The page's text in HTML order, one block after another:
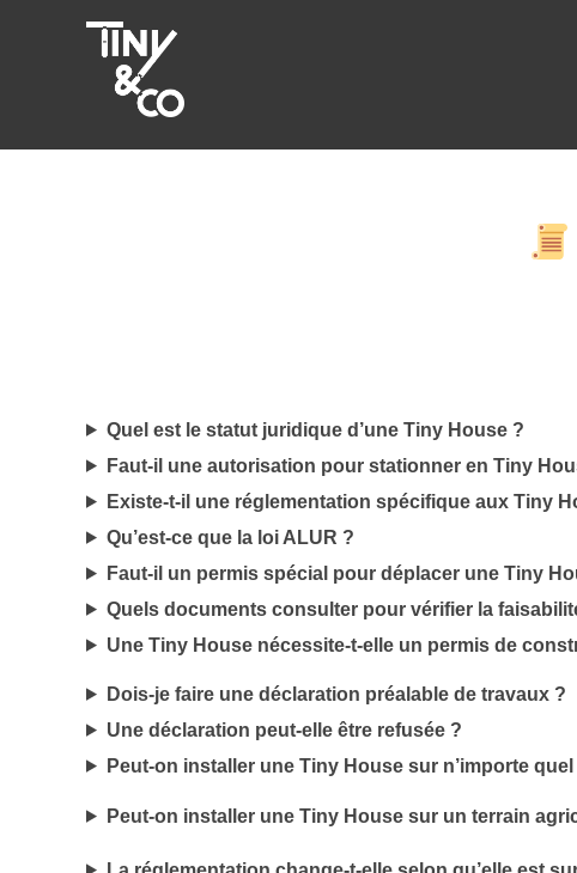
Quel est le statut juridique d’une Tiny House ?
Faut-il une autorisation pour stationner en Tiny
Existe-t-il une réglementation spécifique aux Tiny
Qu’est-ce que la loi ALUR ?
Faut-il un permis spécial pour déplacer une Tiny
Quels documents consulter pour vérifier la
Une Tiny House nécessite-t-elle un permis de
Dois-je faire une déclaration préalable de travaux ?
Une déclaration peut-elle être refusée ?
Peut-on installer une Tiny House sur n’importe
Peut-on installer une Tiny House sur un terrain